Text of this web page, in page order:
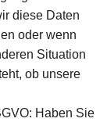
diese Daten
oder wenn
Situation
ob unsere
Haben Sie